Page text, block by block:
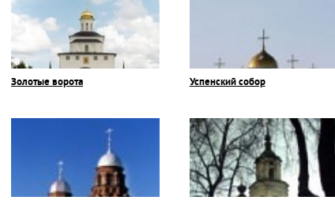
Золотые ворота Успенский собор